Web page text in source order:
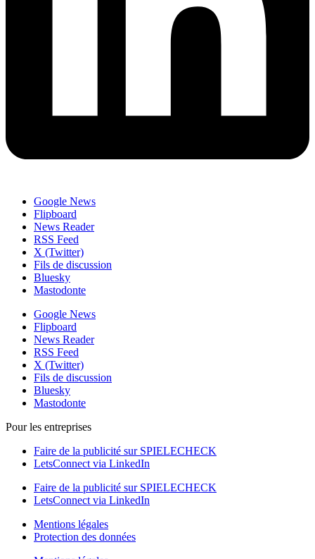
Google News
Flipboard
News Reader
RSS Feed
X (Twitter)
Fils de discussion
Bluesky
Mastodonte
Google News
Flipboard
News Reader
RSS Feed
X (Twitter)
Fils de discussion
Bluesky
Mastodonte
Pour les entreprises
Faire de la publicité sur SPIELECHECK
LetsConnect via LinkedIn
Faire de la publicité sur SPIELECHECK
LetsConnect via LinkedIn
Mentions légales
Protection des données